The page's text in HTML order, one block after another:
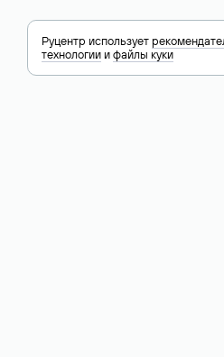
Руцентр использует
технологииифайлы куки